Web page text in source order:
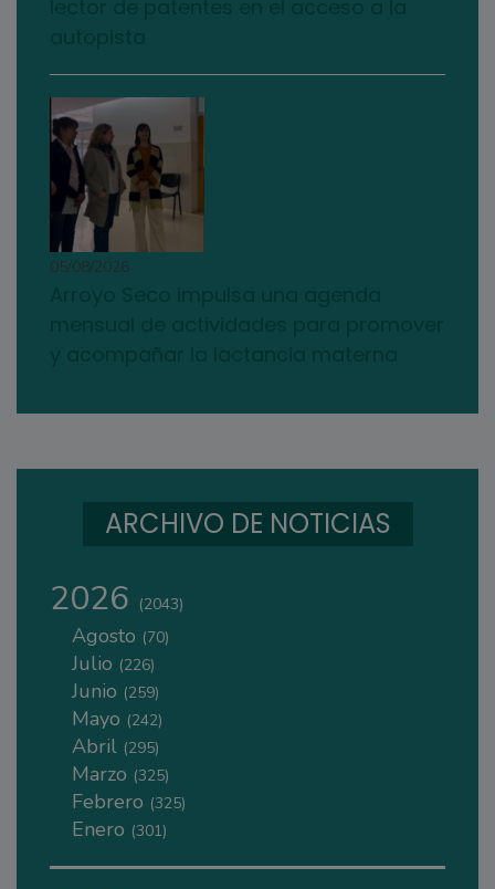
05/08/2026
ARCHIVO DE NOTICIAS
2026 (2043)
Agosto (70)
Julio (226)
Junio (259)
Mayo (242)
Abril (295)
Marzo (325)
Febrero (325)
Enero (301)